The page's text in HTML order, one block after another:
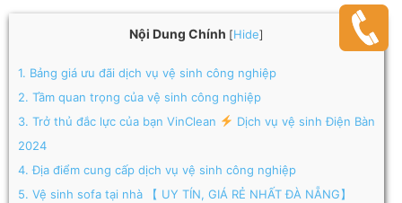
Nội Dung Chính [Hide]
1. Bảng giá ưu đãi dịch vụ vệ sinh công nghiệp
2. Tầm quan trọng của vệ sinh công nghiệp
3. Trở thủ đắc lực của bạn VinClean
Dịch vụ vệ sinh Điện Bàn
2024
4.Địa điểm cung cấp dịch vụ vệ sinh công nghiệp
5. Vệ sinh sofa tại nhà 【 UY TÍN, GIÁ RẺ NHẤT ĐÀ NẴNG】